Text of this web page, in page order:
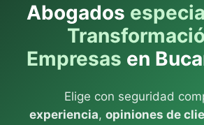
Abogados
Empresas en
Elige con seguridad
experiencia, opiniones de